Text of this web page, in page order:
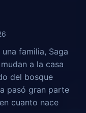
familia, Saga
a la casa
del bosque
pasó gran parte
cuanto nace